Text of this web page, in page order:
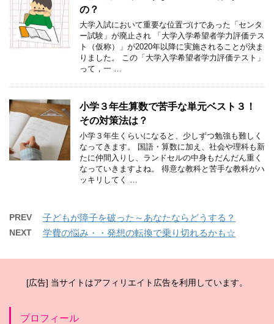
の？
大学入試において重要な位置づけであった「センタ
ー試験」が廃止され 「大学入学希望者学力評価テス
ト（仮称）」が2020年以降に実施されることが決ま
りました。 この「大学入学希望者学力評価テスト」
って，一 …
小学３年生算数で苦手な単元ベスト３！
その対策法は？
小学３年生くらいになると、少しずつ勉強も難しく
なってきます。 国語・算数に加え、社会や理科も新
たに仲間入りし、ランドセルの中身もだんだん重く
なっていきますよね。 得意な教科と苦手な教科がハ
ッキリしてく …
PREV 子どもが障子を破った～あなたならどうする？
NEXT 学費の悩み・・発想の転換で乗り切れるかも☆
[広告] 当サイトはアフィリエイト広告を利用しています。
プロフィール